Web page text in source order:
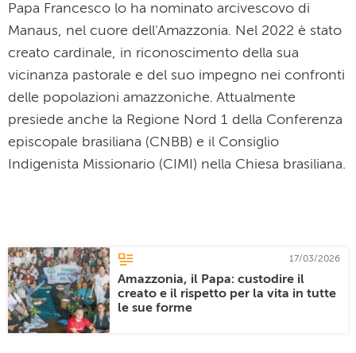
Papa Francesco lo ha nominato arcivescovo di
Manaus, nel cuore dell'Amazzonia. Nel 2022 è stato
creato cardinale, in riconoscimento della sua
vicinanza pastorale e del suo impegno nei confronti
delle popolazioni amazzoniche. Attualmente
presiede anche la Regione Nord 1 della Conferenza
episcopale brasiliana (CNBB) e il Consiglio
Indigenista Missionario (CIMI) nella Chiesa brasiliana.
17/03/2026
Amazzonia, il Papa: custodire il
creato e il rispetto per la vita in tutte
le sue forme